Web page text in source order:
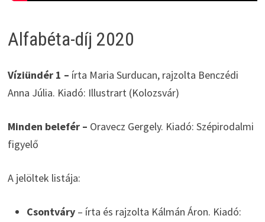
Alfabéta-díj 2020
Víziündér 1 – írta Maria Surducan, rajzolta Benczédi
Anna Júlia. Kiadó: Illustrart (Kolozsvár)
Minden belefér – Oravecz Gergely. Kiadó: Szépirodalmi
figyelő
A jelöltek listája:
Csontváry– írta és rajzolta Kálmán Áron. Kiadó: